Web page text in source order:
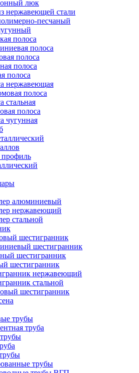
люк
нержавеющей стали
песчаный
полоса
полоса
полоса
полоса
полоса
нержавеющая
полоса
стальная
полоса
чугунная
алюминиевый
нержавеющий
стальной
шестигранник
шестигранник
шестигранник
шестигранник
нержавеющий
стальной
шестигранник
трубы
труба
трубы